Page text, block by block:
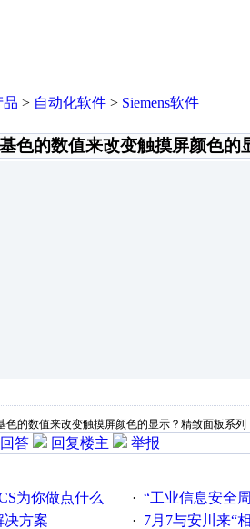
品 > 自动化软件 > Siemens软件
色的数值来改变触摸屏颜色的
色的数值来改变触摸屏颜色的显示？精致面板系
答 回复楼主 举报
为你做点什么 · “工业信息安全周之我见”
决方案 · 7月7与安川来“